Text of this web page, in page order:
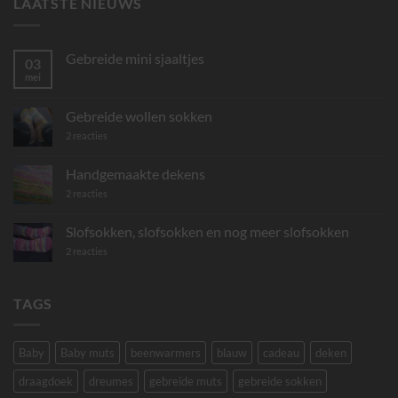
03
mei
Gebreide mini sjaaltjes
Gebreide
mini
sjaaltjes
Gebreide wollen sokken
2 reacties
Handgemaakte dekens
2 reacties
Slofsokken, slofsokken en nog meer slofsokken
2 reacties
TAGS
Baby Baby muts beenwarmers blauw cadeau
deken
draagdoek
dreumes gebreide muts gebreide sokken